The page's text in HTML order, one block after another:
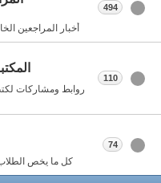
أخبار المراجعين
494
روابط ومشاركات
110
كل ما يخص الطلاب
74